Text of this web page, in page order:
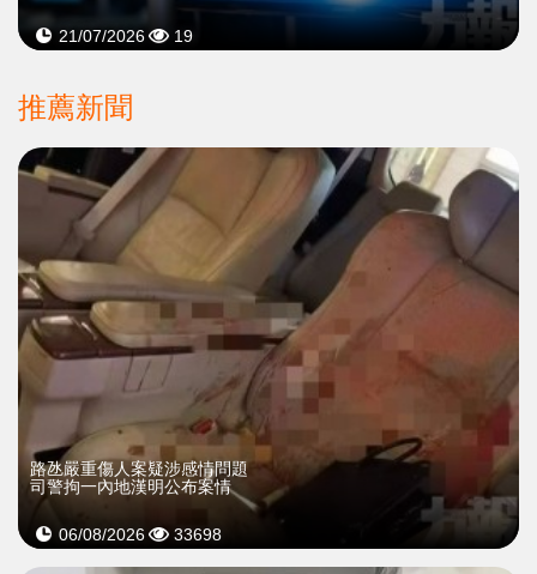
21/07/2026 19
推薦新聞
​路氹嚴重傷人案疑涉感情問題
司警拘一內地漢明公布案情
06/08/2026 33698